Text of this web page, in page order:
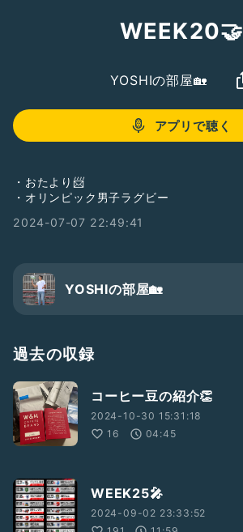
WEEK20🤝
YOSHIの部屋🏡
アプリで聴く
・おたより📨
・オリンピック男子ラグビー
2024-07-07 22:49:41
YOSHIの部屋🏡
過去の収録
コーヒー豆の紹介👏
2024-10-30 15:31:18
16
04:45
WEEK25🎤
2024-09-02 23:33:52